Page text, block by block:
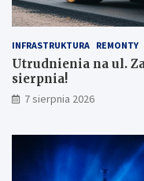
INFRASTRUKTURA REMONTY
Utrudnienia na ul.
sierpnia!
7 sierpnia 2026